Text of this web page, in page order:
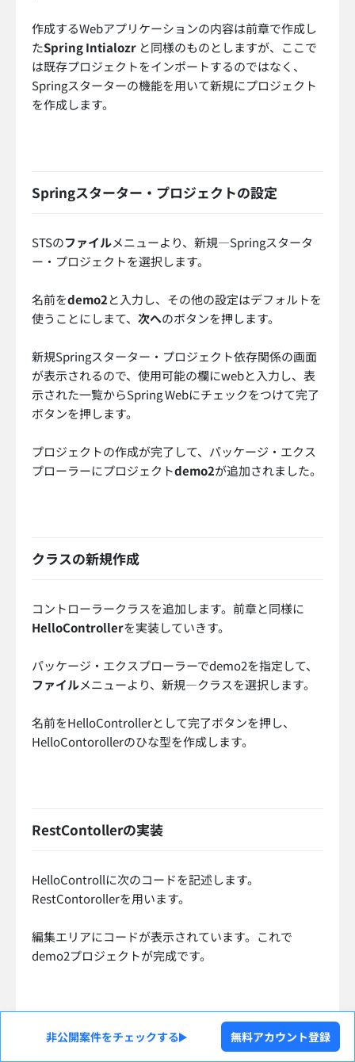
作成するWebアプリケーションの内容は前章で作成し
たSpring Intialozr と同様のものとしますが、ここで
は既存プロジェクトをインポートするのではなく、
Springスターターの機能を用いて新規にプロジェクト
を作成します。
Springスターター・プロジェクトの設定
STSのファイルメニューより、新規—Springスタータ
ー・プロジェクトを選択します。
名前をdemo2と入力し、その他の設定はデフォルトを
使うことにしまて、 次へのボタンを押します。
新規Springスターター・プロジェクト依存関係の画面
が表示されるので、使用可能の欄にwebと入力し、表
示された一覧からSpring Webにチェックをつけて完了
ボタンを押します。
プロジェクトの作成が完了して、パッケージ・エクス
プローラーにプロジェクトdemo2が追加されました。
クラスの新規作成
コントローラークラスを追加します。前章と同様に
HelloControllerを実装していきす。
パッケージ・エクスプローラーでdemo2を指定して、
ファイルメニューより、新規—クラスを選択します。
名前をHelloControllerとして完了ボタンを押し、
HelloContorollerのひな型を作成します。
RestContollerの実装
HelloControllに次のコードを記述します。
RestContorollerを用います。
編集エリアにコードが表示されています。これで
demo2プロジェクトが完成です。
アプリケーションの実行
非公開案件をチェックする 無料アカウント登録